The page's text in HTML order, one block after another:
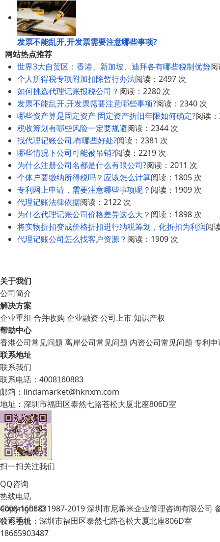
发票不能乱开,开发票需要注意哪些事项?
网站热点推荐
世界3大自贸区：香港、新加坡、迪拜各有哪些税制优势
个人所得税专项附加扣除暂行办法阅读：2497 次
如何挑选代理记账报税公司？ 阅读：2280 次
发票不能乱开,开发票需要注意哪些事项?阅读：2340 次
哪些资产算是固定资产 固定资产折旧年限如何确定?阅读
税收筹划有哪些风险一定要规避阅读：2344 次
找代理记账公司,有哪些好处?阅读：2381 次
哪些情况下公司可能被吊销?阅读：2219 次
为什么注册公司名都是什么有限公司?阅读：2011 次
个体户要缴纳所得税吗？应该怎么计算阅读：1805 次
专利网上申请，需要注意哪些事项呢？ 阅读：1909 次
代理记账法律依据阅读：2122 次
为什么代理记账公司价格差异这么大？ 阅读：1898 次
将实物折扣变成价格折扣进行纳税筹划，化折扣为利润阅
代理记账公司怎么找客户资源？ 阅读：1909 次
关于我们
公司简介
解决方案
企业重组 合并收购 企业融资 公司上市知识产权
帮助中心
香港公司常见问题 离岸公司常见问题 内资公司常见问题 专利
联系地址
联系我们
联系电话：4008160883
邮箱：lindamarket@hknxm.com
地址： 深圳市福田区泰然七路苍松大厦北座806D室
扫一扫关注我们
Copyright © 1987-2019 深圳市尼希米企业管理咨询有限公司
公司地址：深圳市福田区泰然七路苍松大厦北座806D室
QQ咨询
热线电话
4008-160883
联系手机
18665903487